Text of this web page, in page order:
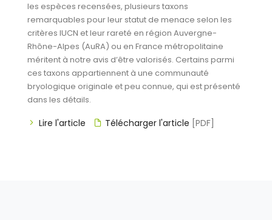
les espèces recensées, plusieurs taxons
remarquables pour leur statut de menace selon les
critères IUCN et leur rareté en région Auvergne-
Rhône-Alpes (AuRA) ou en France métropolitaine
méritent à notre avis d’être valorisés. Certains parmi
ces taxons appartiennent à une communauté
bryologique originale et peu connue, qui est présenté
dans les détails.
Lire l'article Télécharger l'article [PDF]